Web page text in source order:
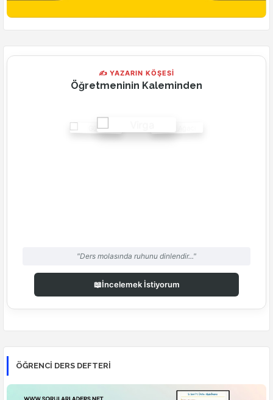
✍ YAZARIN KÖŞESİ
Öğretmeninin Kaleminden
"Ders molasında ruhunu dinlendir..."
📖İncelemek İstiyorum
ÖĞRENCI DERS DEFTERI